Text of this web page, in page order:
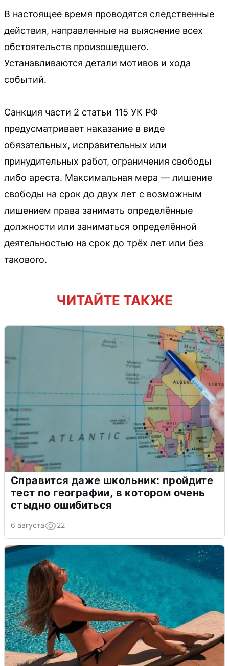
В настоящее время проводятся следственные
действия, направленные на выяснение всех
обстоятельств произошедшего.
Устанавливаются детали мотивов и хода
событий.
Санкция части 2 статьи 115 УК РФ
предусматривает наказание в виде
обязательных, исправительных или
принудительных работ, ограничения свободы
либо ареста. Максимальная мера — лишение
свободы на срок до двух лет с возможным
лишением права занимать определённые
должности или заниматься определённой
деятельностью на срок до трёх лет или без
такового.
ЧИТАЙТЕ ТАКЖЕ
Справится даже школьник: пройдите
тест по географии, в котором очень
стыдно ошибиться
6 августа 22